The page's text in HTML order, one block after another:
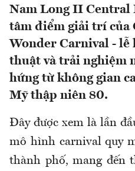
Nam Long II Central
tâm điểm giải trí của
Wonder Carnival - lễ
thuật và trải nghiệm
hứng từ không gian
Mỹ thập niên 80.
Đây được xem là lần
mô hình carnival quy
thành phố, mang đến